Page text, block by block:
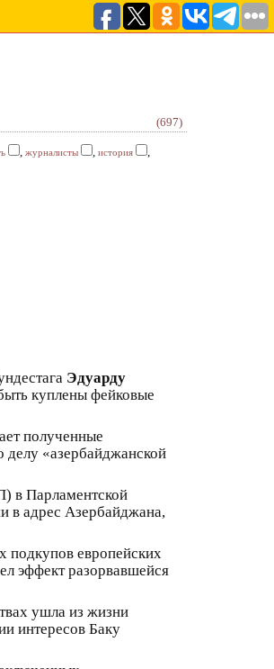
(697)
, журналисты , история ,
Эдуарду
куплены фейковые
полученные
делу «азербайджанской
в Парламентской
в адрес Азербайджана,
подкупов европейских
эффект разорвавшейся
ушла из жизни
интересов Баку